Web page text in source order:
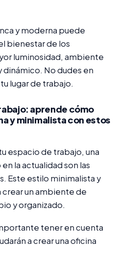
y moderna puede
bienestar de los
luminosidad, ambiente
dinámico. No dudes en
lugar de trabajo.
aprende cómo
y minimalista con estos
espacio de trabajo, una
la actualidad son las
Este estilo minimalista y
un ambiente de
y organizado.
tener en cuenta
a crear una oficina